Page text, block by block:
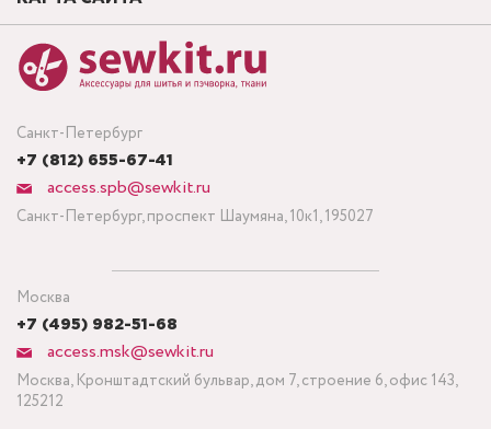
Санкт-Петербург
+7 (812) 655-67-41
access.spb@sewkit.ru
Санкт-Петербург, проспект Шаумяна, 10к1, 195027
Москва
+7 (495) 982-51-68
access.msk@sewkit.ru
Москва, Кронштадтский бульвар, дом 7, строение 6, офис 143,
125212